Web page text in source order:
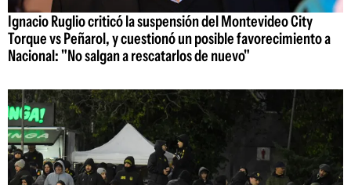
Ignacio Ruglio criticó la suspensión del Montevideo City
Torque vs Peñarol, y cuestionó un posible favorecimiento a
Nacional: "No salgan a rescatarlos de nuevo"